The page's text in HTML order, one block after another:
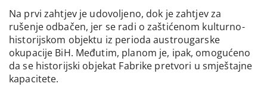
Na prvi zahtjev je udovoljeno, dok je zahtjev za
rušenje odbačen, jer se radi o zaštićenom kulturno-
historijskom objektu iz perioda austrougarske
okupacije BiH. Međutim, planom je, ipak, omogućeno
da se historijski objekat Fabrike pretvori u smještajne
kapacitete.